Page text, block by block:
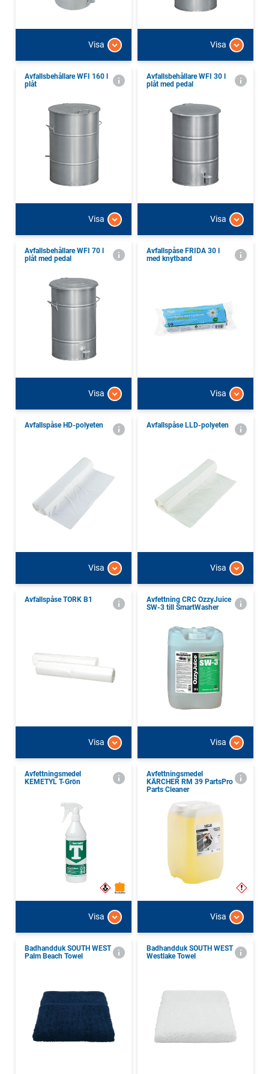
Visa Visa
Avfallsbehållare WFI 160 l
plåt
Visa
Avfallsbehållare WFI 30 l
plåt med pedal
Visa
Avfallsbehållare WFI 70 l
plåt med pedal
Visa
Avfallspåse FRIDA 30 l
med knytband
Visa
Avfallspåse HD-polyeten
Visa
Avfallspåse LLD-polyeten
Visa
Avfallspåse TORK B1
Visa
Avfettning CRC OzzyJuice
SW-3 till SmartWasher
Visa
Avfettningsmedel
KEMETYL T-Grön
Visa
Avfettningsmedel
KÄRCHER RM 39 PartsPro
Parts Cleaner
Visa
Badhandduk SOUTH WEST
Palm Beach Towel
Badhandduk SOUTH WEST
Westlake Towel